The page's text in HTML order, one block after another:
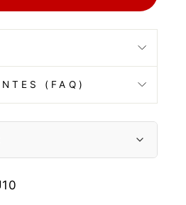
(FAQ)
Sp. z o.o.
Tarnowskie Góry